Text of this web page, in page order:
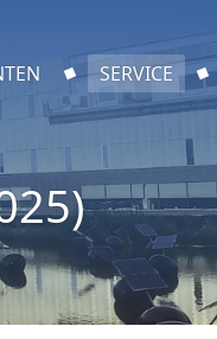
SERVICE